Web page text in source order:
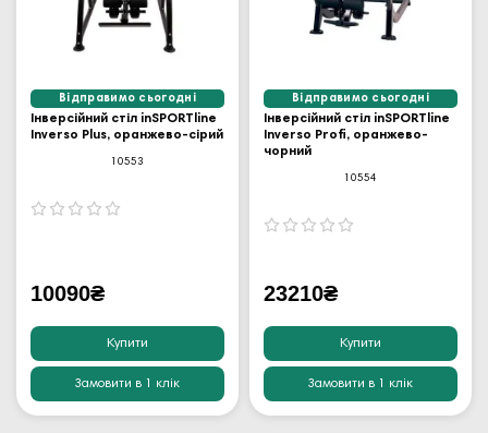
Відправимо сьогодні
Інверсійний стіл inSPORTline
Inverso Plus, оранжево-сірий
10553
10090₴
Купити
Замовити в 1 клік
Відправимо сьогодні
Інверсійний стіл inSPORTline
Inverso Profi, оранжево-
чорний
10554
23210₴
Купити
Замовити в 1 клік